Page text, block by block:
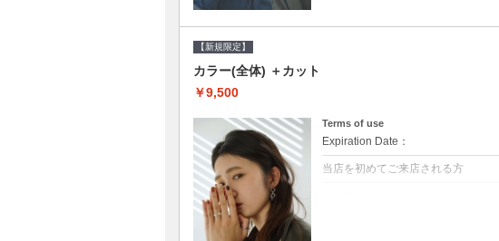
【新規限定】
カラー(全体) ＋カット
￥9,500
Terms of use
Expiration Date：
当店を初めてご来店される方